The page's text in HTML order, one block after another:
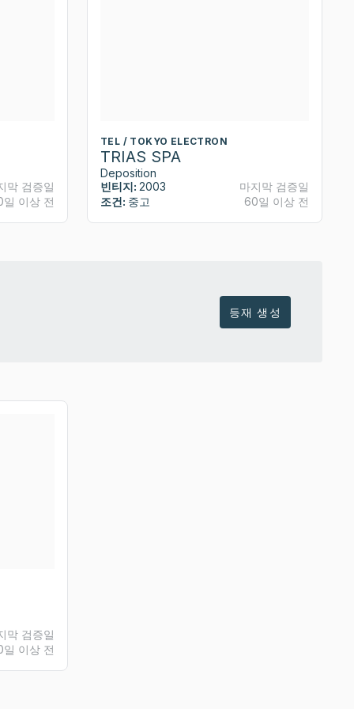
막 검증일
이상 전
TEL / TOKYO ELECTRON
TRIAS SPA
Deposition
빈티지: 2003
조건: 중고
마지막 검증일
60일 이상 전
등재 생성
막 검증일
이상 전